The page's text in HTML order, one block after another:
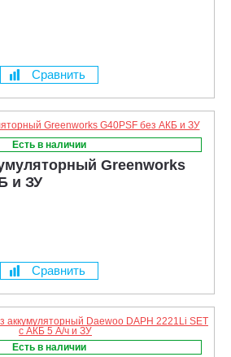
Сравнить
Есть в наличии
Greenworks
и ЗУ
Сравнить
Есть в наличии